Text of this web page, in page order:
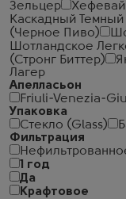
Зельцер
Каскадный
(Черное Пиво)
Шотландское
(Стронг Биттер)
Лагер
Апелласьон
Friuli-Venezia-
Упаковка
Стекло (Glass)
Фильтрация
1 год
Да
Крафтовое